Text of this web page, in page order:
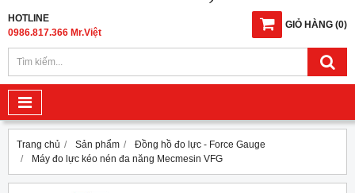
GIỎ HÀNG (0)
HOTLINE
0986.817.366 Mr.Việt
Trang chủ Sản phẩm
Đồng hồ đo lực - Force Gauge
Máy đo lực kéo nén đa năng Mecmesin VFG